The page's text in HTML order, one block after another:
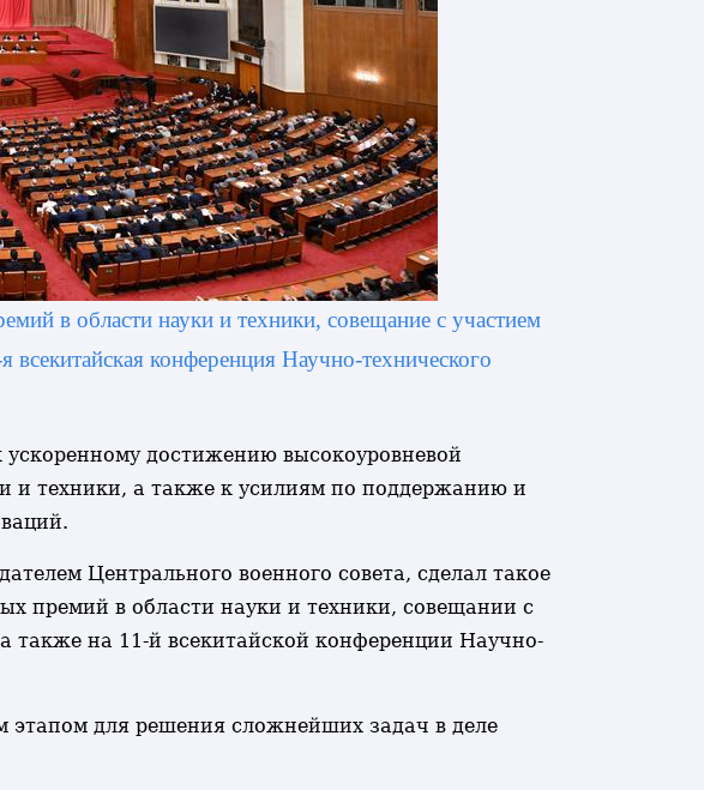
в области науки и техники, совещание с участием
конференция Научно-технического
достижению высокоуровневой
и техники, а также к усилиям по поддержанию и
Центрального военного совета, сделал такое
премий в области науки и техники, совещании с
на 11-й всекитайской конференции Научно-
этапом для решения сложнейших задач в деле